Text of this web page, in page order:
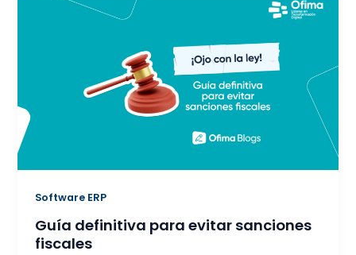
Software ERP
Guía definitiva para evitar sanciones
fiscales